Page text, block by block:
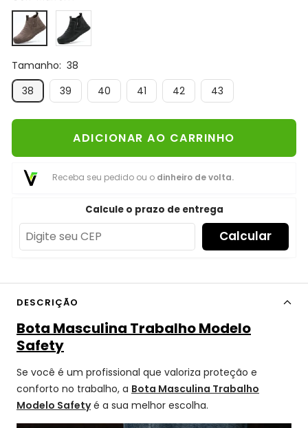
Marrom
Preto
Tamanho: 38
38
39 40 41 42 43
ADICIONAR AO CARRINHO
Receba seu pedido ou o dinheiro de volta.
Calcule o prazo de entrega
Calcular
DESCRIÇÃO
Bota Masculina Trabalho Modelo
Safety
Se você é um profissional que valoriza proteção e
conforto no trabalho, a Bota Masculina Trabalho
Modelo Safetyé a sua melhor escolha.